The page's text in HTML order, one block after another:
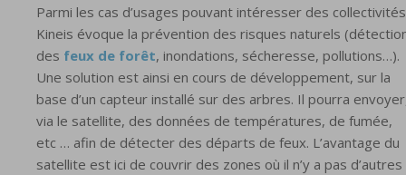
Parmi les cas d’usages pouvant intéresser des
Kineis évoque la prévention des risques naturels
des feux de forêt, inondations, sécheresse, pollutions…).
Une solution est ainsi en cours de développement, sur la
base d’un capteur installé sur des arbres. Il pourra
via le satellite, des données de températures, de fumée,
etc … afin de détecter des départs de feux. L’avantage du
satellite est ici de couvrir des zones où il n’y a pas d’autres